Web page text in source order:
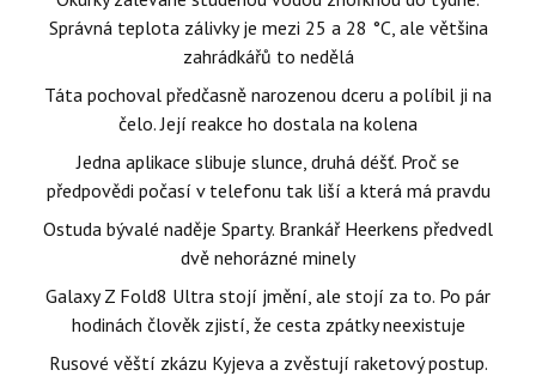
Správná teplota zálivky je mezi 25 a 28 °C, ale většina
zahrádkářů to nedělá
Táta pochoval předčasně narozenou dceru a políbil ji na
čelo. Její reakce ho dostala na kolena
Jedna aplikace slibuje slunce, druhá déšť. Proč se
předpovědi počasí v telefonu tak liší a která má pravdu
Ostuda bývalé naděje Sparty. Brankář Heerkens předvedl
dvě nehorázné minely
Galaxy Z Fold8 Ultra stojí jmění, ale stojí za to. Po pár
hodinách člověk zjistí, že cesta zpátky neexistuje
Rusové věští zkázu Kyjeva a zvěstují raketový postup.